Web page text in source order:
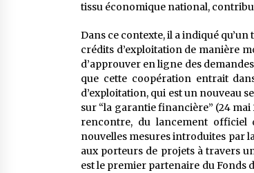
tissu économique national,
Dans ce contexte, il a indiqué
crédits d’exploitation de manière
d’approuver en ligne des
que cette coopération entrait
d’exploitation, qui est un nouveau
sur “la garantie financière” (24
rencontre, du lancement officiel
nouvelles mesures introduites par
aux porteurs de projets à travers
est le premier partenaire du Fonds